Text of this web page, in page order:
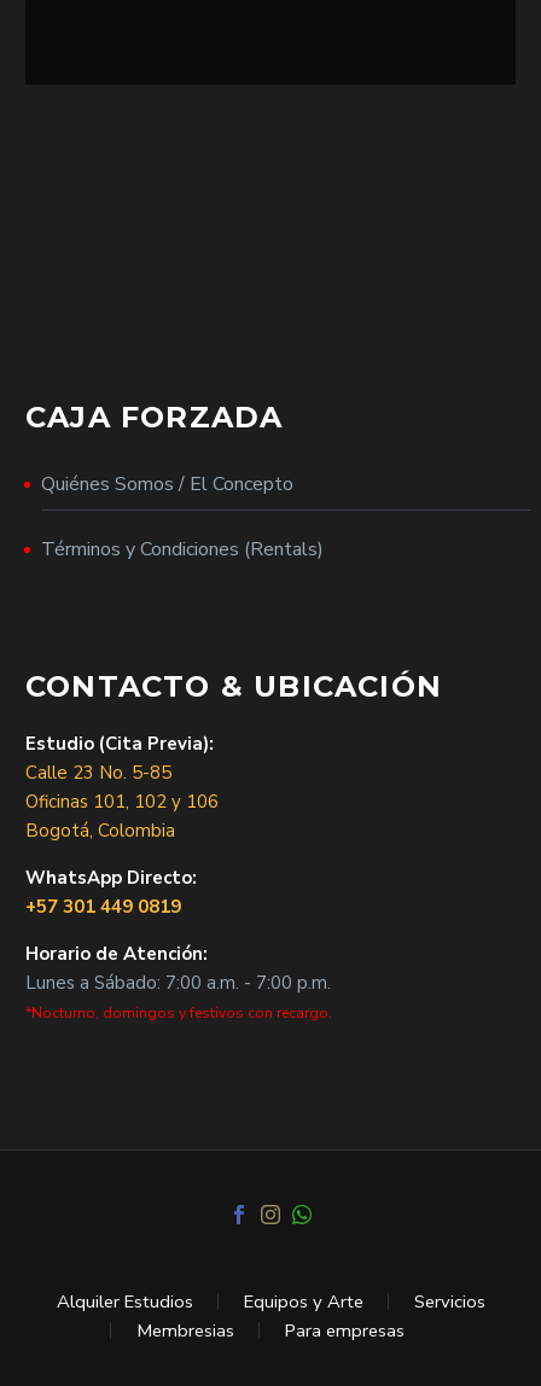
CAJA FORZADA
Quiénes Somos / El Concepto
Términos y Condiciones (Rentals)
CONTACTO & UBICACIÓN
Estudio (Cita Previa):
Calle 23 No. 5-85
Oficinas 101, 102 y 106
Bogotá, Colombia
WhatsApp Directo:
+57 301 449 0819
Horario de Atención:
Lunes a Sábado: 7:00 a.m. - 7:00 p.m.
*Nocturno, domingos y festivos con recargo.
Alquiler Estudios Equipos y Arte
Servicios
Membresias
Para empresas